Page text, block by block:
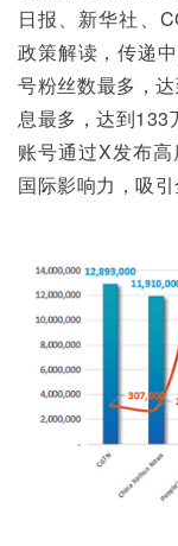
日报、新华社、
政策解读，传递
号粉丝数最多，
息最多，达到133
账号通过X发布
国际影响力，吸引